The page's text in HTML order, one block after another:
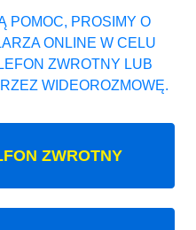
POMOC, PROSIMY O
ONLINE W CELU
ZWROTNY LUB
WIDEOROZMOWĘ.
ZWROTNY